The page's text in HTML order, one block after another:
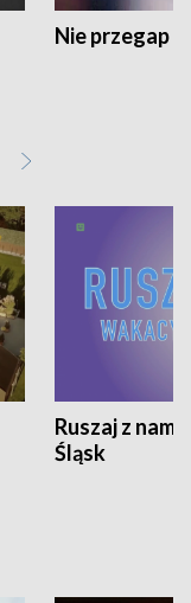
Nie przegap
Ruszaj z
Śląsk